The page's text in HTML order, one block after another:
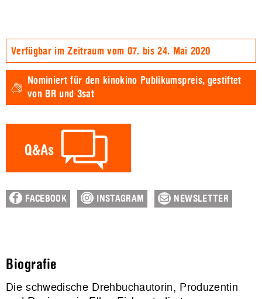
Verfügbar im Zeitraum vom 07. bis 24. Mai 2020
Nominiert für den kinokino Publikumspreis, gestiftet
von BR und 3sat
FACEBOOK INSTAGRAM NEWSLETTER
Biografie
Die schwedische Drehbuchautorin, Produzentin